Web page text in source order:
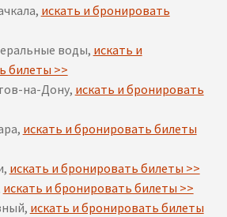
искать и бронировать
воды, искать и
билеты >>
на-Дону, искать и бронировать
искать и бронировать билеты
искать и бронировать билеты >>
искать и бронировать билеты >>
искать и бронировать билеты